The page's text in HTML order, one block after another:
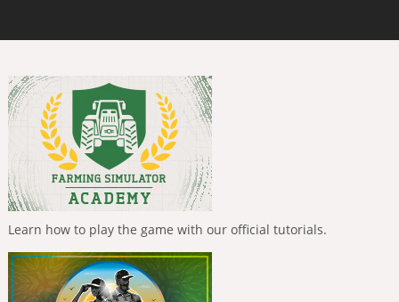
Learn how to play the game with our official tutorials.